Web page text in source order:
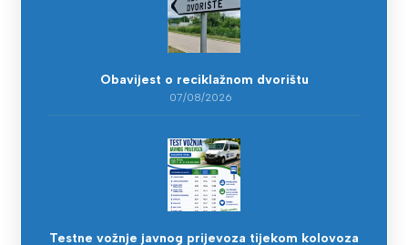
Obavijest o reciklažnom dvorištu
07/08/2026
Testne vožnje javnog prijevoza tijekom kolovoza